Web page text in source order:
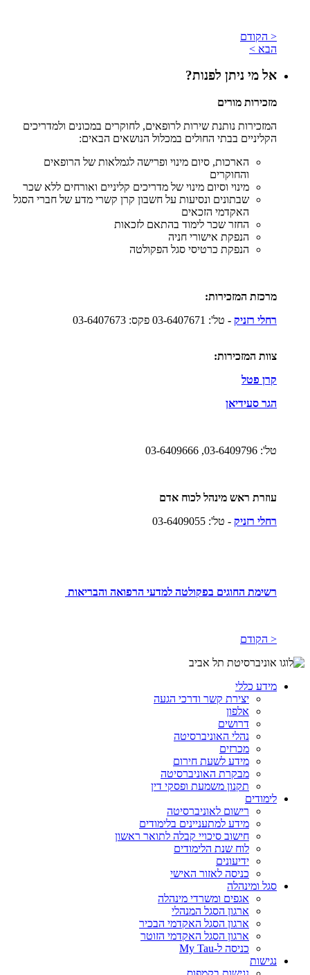
< הקודם
הבא >
אל מי ניתן לפנות?
מזכירות מורים
המזכירות נותנת שירות לרופאים, לחוקרים במכונים ולמדריכים
הקליניים בבתי החולים במכלול הנושאים הבאים:
הארכות, סיום מינוי ופרישה לגמלאות של הרופאים
והחוקרים
מינוי וסיום מינוי של מדריכים קליניים ואורחים ללא שכר
שבתונים ונסיעות על חשבון קרן קשרי מדע של חברי הסגל
האקדמי הזכאים
החזר שכר לימוד בהתאם לזכאות
הנפקת אישורי חניה
הנפקת כרטיסי סגל הפקולטה
מרכזת המזכירות:
רחלי רזניק - טל': 03-6407671 פקס: 03-6407673
צוות המזכירות:
קרן פטל
הגר סעידיאן
טל': 03-6409796, 03-6409666
עוזרת ראש מינהל לכוח אדם
רחלי רזניק - טל': 03-6409055
רשימת החוגים בפקולטה למדעי הרפואה והבריאות
< הקודם
מידע כללי
יצירת קשר ודרכי הגעה
אלפון
דרושים
נהלי האוניברסיטה
מכרזים
מידע לשעת חירום
מבקרת האוניברסיטה
תקנון משמעת ופסקי דין
לימודים
רישום לאוניברסיטה
מידע למתעניינים בלימודים
חישוב סיכויי קבלה לתואר ראשון
לוח שנת הלימודים
ידיעונים
כניסה לאזור האישי
סגל ומינהלה
אגפים ומשרדי מינהלה
ארגון הסגל המנהלי
ארגון הסגל האקדמי הבכיר
ארגון הסגל האקדמי הזוטר
כניסה ל-My Tau
נגישות